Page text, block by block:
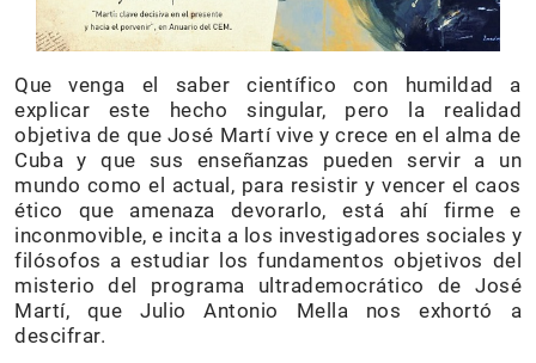
Que venga el saber científico con humildad a
explicar este hecho singular, pero la realidad
objetiva de que José Martí vive y crece en el alma de
Cuba y que sus enseñanzas pueden servir a un
mundo como el actual, para resistir y vencer el caos
ético que amenaza devorarlo, está ahí firme e
inconmovible, e incita a los investigadores sociales y
filósofos a estudiar los fundamentos objetivos del
misterio del programa ultrademocrático de José
Martí, que Julio Antonio Mella nos exhortó a
descifrar.